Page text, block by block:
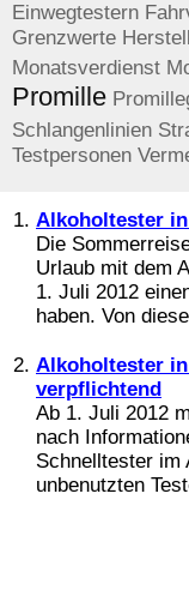
Einwegtestern
Grenzwerte
Monatsverdienst
Promille
Schlangenlinien
Testpersonen
Alkoholtester
Die
Urlaub mit dem
1. Juli 2012
haben. Von
Alkoholtester
verpflichtend
Ab 1. Juli 2012
nach
Schnelltester im
unbenutzten